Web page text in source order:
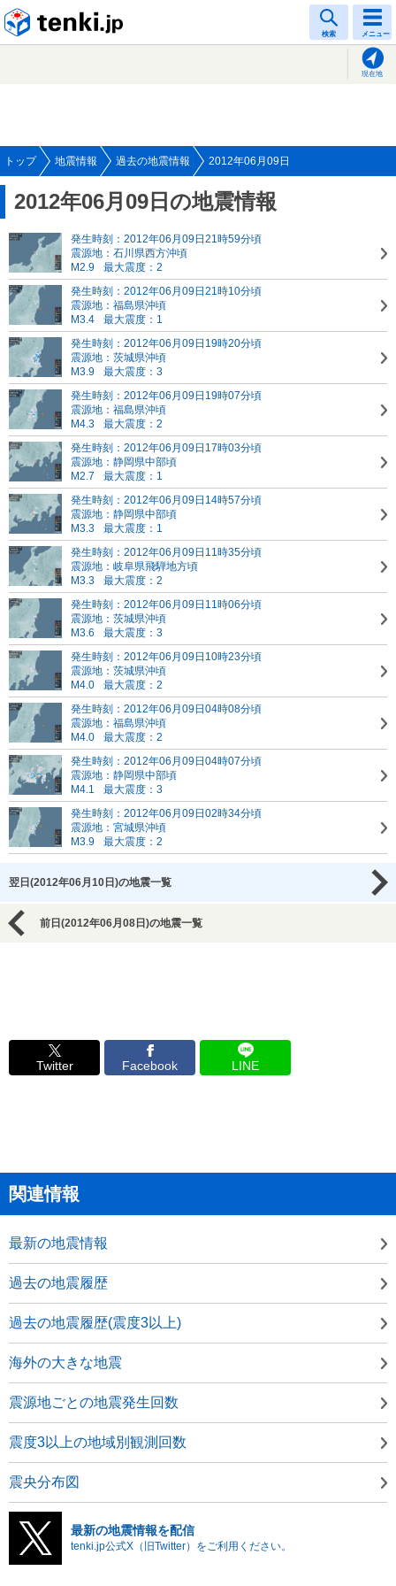
検索 メニュー
現在地
トップ 地震情報 過去の地震情報 2012年06月09日
2012年06月09日の地震情報
発生時刻：2012年06月09日21時59分頃
震源地：石川県西方沖頃
M2.9
最大震度：2
発生時刻：2012年06月09日21時10分頃
震源地：福島県沖頃
M3.4
最大震度：1
発生時刻：2012年06月09日19時20分頃
震源地：茨城県沖頃
M3.9
最大震度：3
発生時刻：2012年06月09日19時07分頃
震源地：福島県沖頃
M4.3
最大震度：2
発生時刻：2012年06月09日17時03分頃
震源地：静岡県中部頃
M2.7
最大震度：1
発生時刻：2012年06月09日14時57分頃
震源地：静岡県中部頃
M3.3
最大震度：1
発生時刻：2012年06月09日11時35分頃
震源地：岐阜県飛騨地方頃
M3.3
最大震度：2
発生時刻：2012年06月09日11時06分頃
震源地：茨城県沖頃
M3.6
最大震度：3
発生時刻：2012年06月09日10時23分頃
震源地：茨城県沖頃
M4.0
最大震度：2
発生時刻：2012年06月09日04時08分頃
震源地：福島県沖頃
M4.0
最大震度：2
発生時刻：2012年06月09日04時07分頃
震源地：静岡県中部頃
M4.1
最大震度：3
発生時刻：2012年06月09日02時34分頃
震源地：宮城県沖頃
M3.9
最大震度：2
翌日(2012年06月10日)の地震一覧
前日(2012年06月08日)の地震一覧
Twitter Facebook LINE
関連情報
最新の地震情報
過去の地震履歴
過去の地震履歴(震度3以上)
海外の大きな地震
震源地ごとの地震発生回数
震度3以上の地域別観測回数
震央分布図
最新の地震情報を配信
tenki.jp公式X（旧Twitter）をご利用ください。